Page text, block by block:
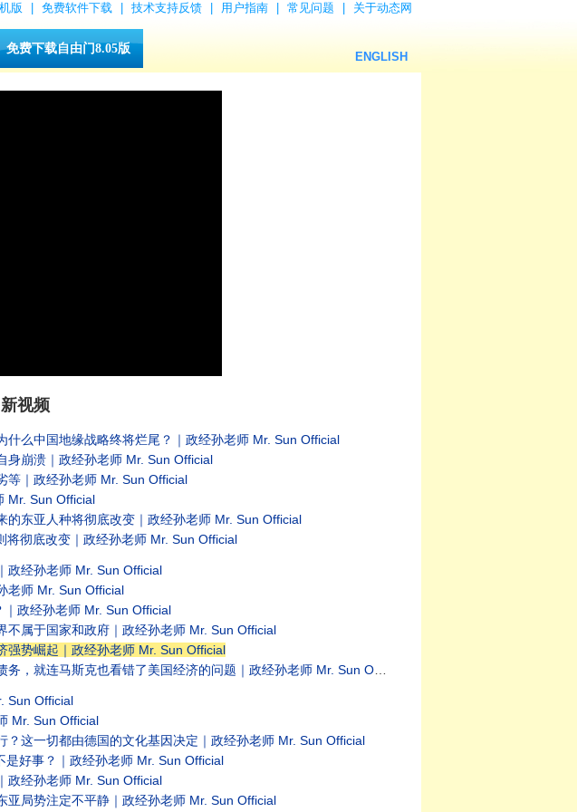
版 免费软件下载 技术支持反馈 用户指南 常见问题 关于动态网
免费下载自由门8.05版
ENGLISH
视频
么中国地缘战略终将烂尾？｜政经孙老师 Mr. Sun Official
身崩溃｜政经孙老师 Mr. Sun Official
等｜政经孙老师 Mr. Sun Official
Mr. Sun Official
东亚人种将彻底改变｜政经孙老师 Mr. Sun Official
彻底改变｜政经孙老师 Mr. Sun Official
政经孙老师 Mr. Sun Official
老师 Mr. Sun Official
｜政经孙老师 Mr. Sun Official
不属于国家和政府｜政经孙老师 Mr. Sun Official
强势崛起｜政经孙老师 Mr. Sun Official
就连马斯克也看错了美国经济的问题｜政经孙老师 Mr. Sun Official
Sun Official
Mr. Sun Official
这一切都由德国的文化基因决定｜政经孙老师 Mr. Sun Official
好事？｜政经孙老师 Mr. Sun Official
政经孙老师 Mr. Sun Official
局势注定不平静｜政经孙老师 Mr. Sun Official